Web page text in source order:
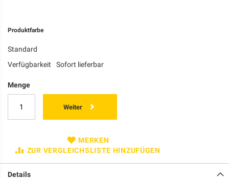
Produktfarbe
Standard
Verfügbarkeit
Sofort lieferbar
Menge
Weiter
MERKEN
ZUR VERGLEICHSLISTE HINZUFÜGEN
Details